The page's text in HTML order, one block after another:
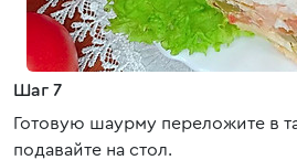
Шаг 7
Готовую шаурму переложите в
подавайте на стол.